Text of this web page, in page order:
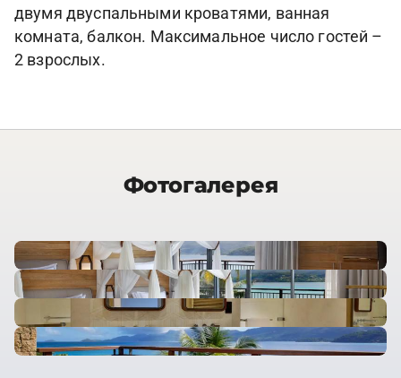
двумя двуспальными кроватями, ванная
комната, балкон. Максимальное число гостей –
2 взрослых.
Фотогалерея